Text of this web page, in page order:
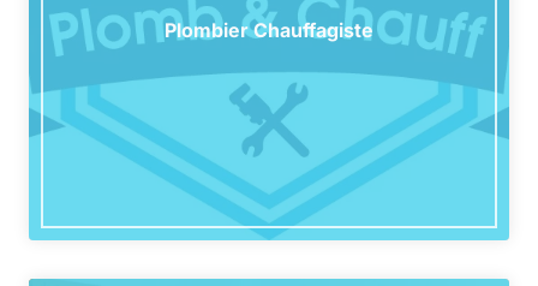
Plombier Chauffagiste